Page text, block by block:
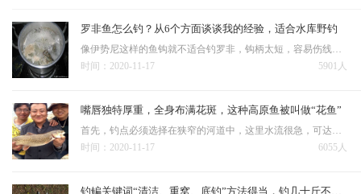
罗非鱼怎么钓？从6个方面谈谈我的经验，适合水库野钓
5901人
时间：2020-11-17
嘴唇独特厚重，全身布满花斑，这种高原鱼被叫做“花鱼”
6055人
时间：2020-11-17